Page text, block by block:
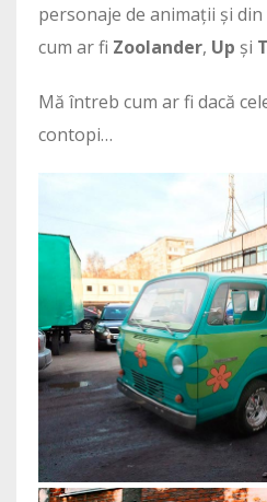
personaje de animații și
cum ar fi Zoolander, Up și
Mă întreb cum ar fi dacă
contopi…